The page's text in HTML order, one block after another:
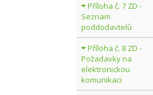
Příloha č. 7 ZD -
Seznam
poddodavtelů
Příloha č. 8 ZD -
Požadavky na
elektronickou
komunikaci